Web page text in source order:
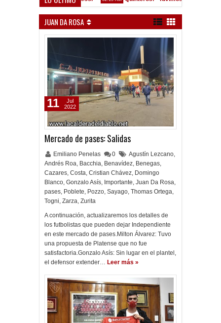
JUAN DA ROSA
Mercado de pases: Salidas
Emiliano Penelas 0 Agustín Lezcano,
Andrés Roa, Bacchia, Benavídez, Benegas,
Cazares, Costa, Cristian Chávez, Domingo
Blanco, Gonzalo Asís, Importante, Juan Da Rosa,
pases, Poblete, Pozzo, Sayago, Thomas Ortega,
Togni, Zarza, Zurita
A continuación, actualizaremos los detalles de
los futbolistas que pueden dejar Independiente
en este mercado de pases.Milton Álvarez: Tuvo
una propuesta de Platense que no fue
satisfactoria.Gonzalo Asís: Sin lugar en el plantel,
el defensor extender… Leer más »
11
Jul
2022